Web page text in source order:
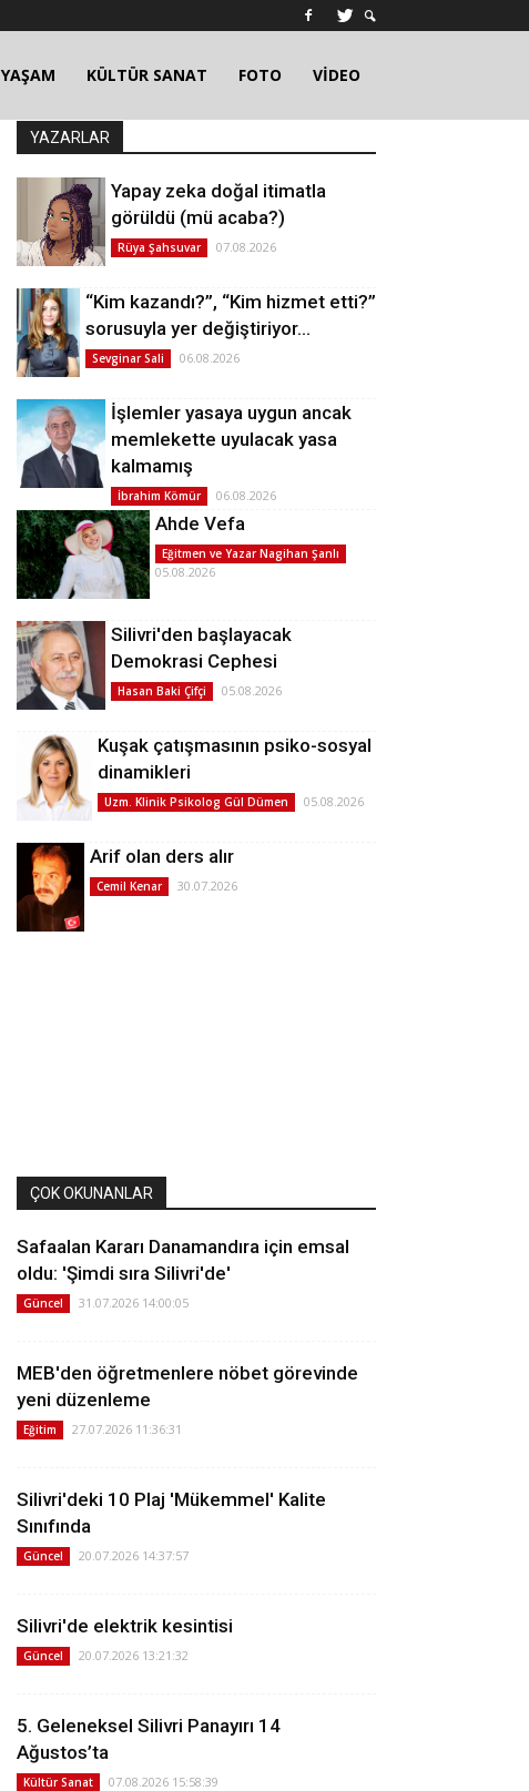
YAŞAM KÜLTÜR SANAT FOTO VİDEO
YAZARLAR
Yapay zeka doğal itimatla
görüldü (mü acaba?)
Rüya Şahsuvar 07.08.2026
“Kim kazandı?”, “Kim hizmet etti?”
sorusuyla yer değiştiriyor…
Sevginar Sali 06.08.2026
İşlemler yasaya uygun ancak
memlekette uyulacak yasa
kalmamış
İbrahim Kömür 06.08.2026
Ahde Vefa
Eğitmen ve Yazar Nagihan Şanlı
05.08.2026
Silivri'den başlayacak
Demokrasi Cephesi
Hasan Baki Çifçi 05.08.2026
Kuşak çatışmasının psiko-sosyal
dinamikleri
Uzm. Klinik Psikolog Gül Dümen 05.08.2026
Arif olan ders alır
Cemil Kenar 30.07.2026
ÇOK OKUNANLAR
Safaalan Kararı Danamandıra için emsal
oldu: 'Şimdi sıra Silivri'de'
Güncel 31.07.2026 14:00:05
MEB'den öğretmenlere nöbet görevinde
yeni düzenleme
Eğitim 27.07.2026 11:36:31
Silivri'deki 10 Plaj 'Mükemmel' Kalite
Sınıfında
Güncel 20.07.2026 14:37:57
Silivri'de elektrik kesintisi
Güncel 20.07.2026 13:21:32
5. Geleneksel Silivri Panayırı 14
Ağustos’ta
Kültür Sanat 07.08.2026 15:58:39